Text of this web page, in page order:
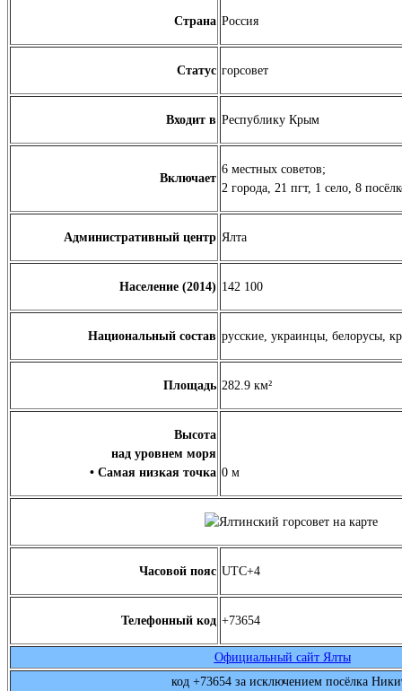
Страна Россия
Статус горсовет
Входит в Республику Крым
Включает
6 местных советов;
2 города, 21 пгт, 1 село, 8
Административный центр Ялта
Население (2014) 142 100
Национальный состав русские, украинцы, белорусы,
Площадь 282.9 км²
Высота
над уровнем моря
• Самая низкая точка 0 м
Часовой пояс UTC+4
Телефонный код +73654
Официальный сайт Ялты
код +73654 за исключением посёлка